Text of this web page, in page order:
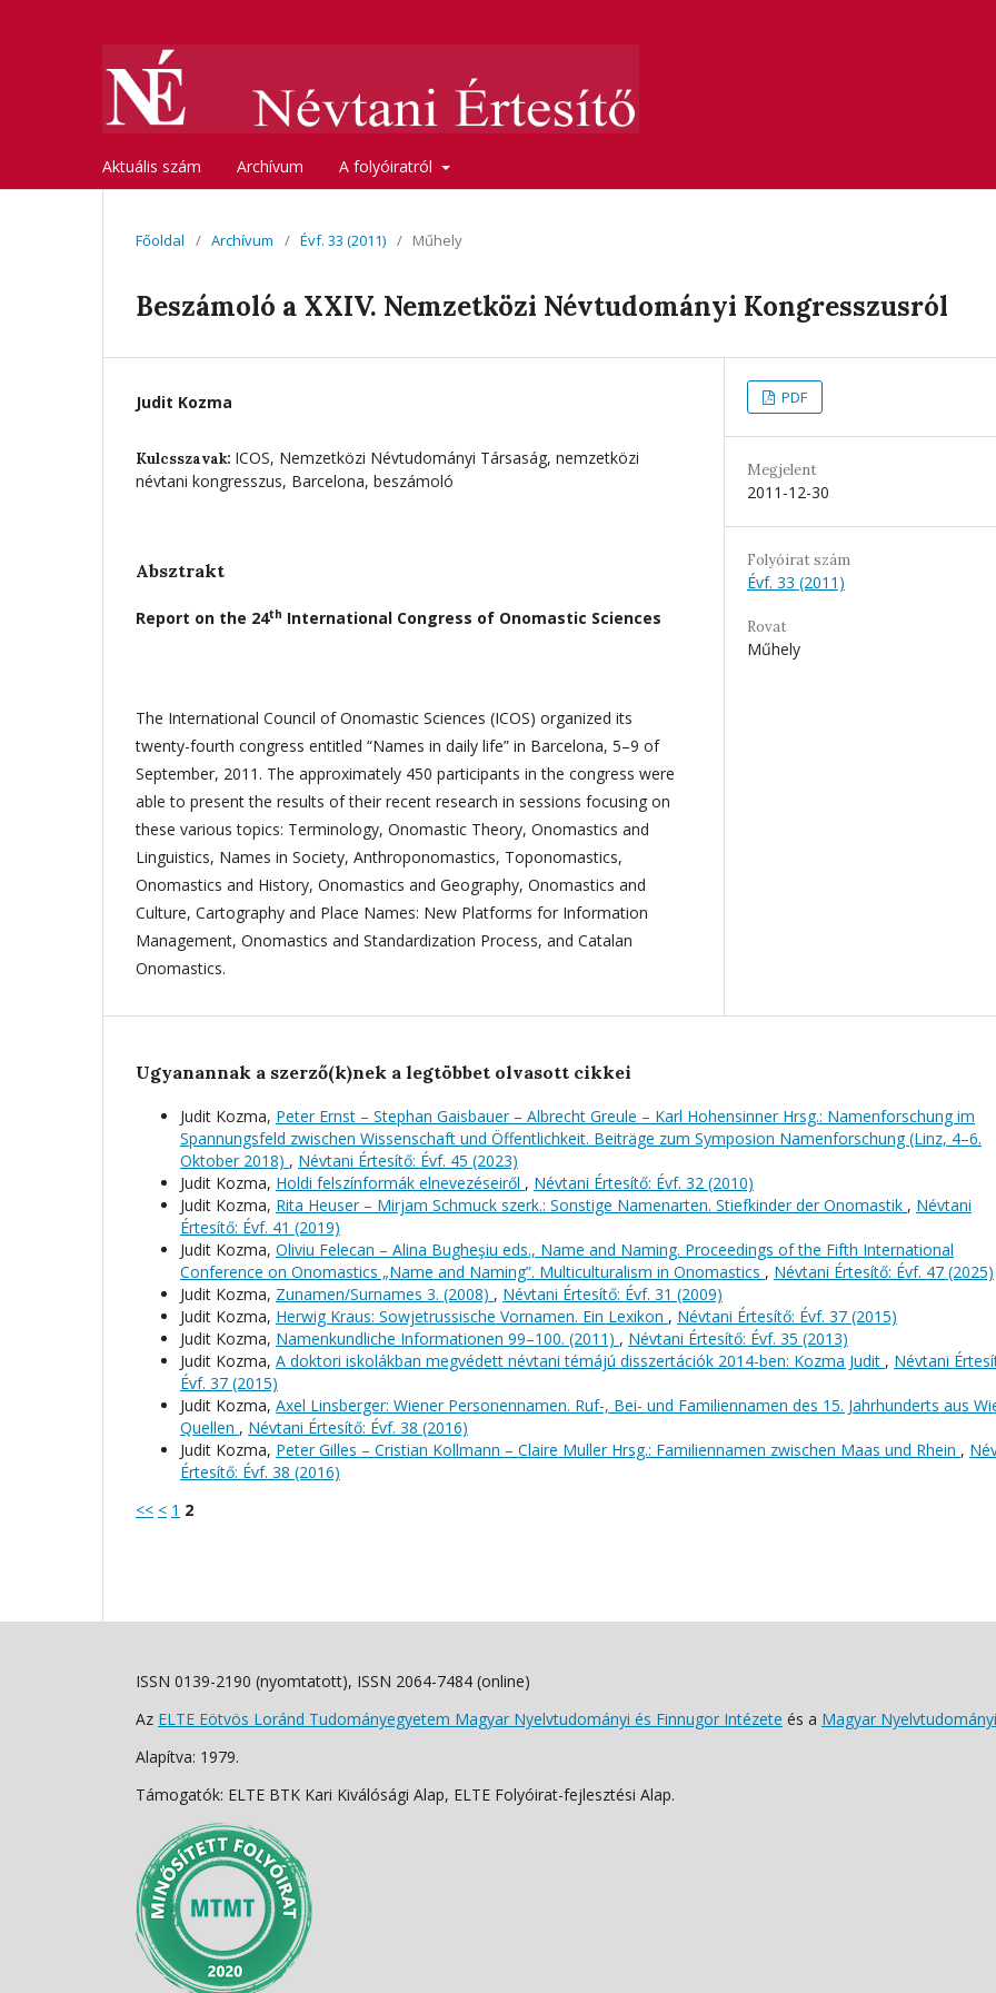
Aktuális szám Archívum A folyóiratról
Főoldal / Archívum / Évf. 33 (2011) / Műhely
Beszámoló a XXIV. Nemzetközi Névtudományi Kongresszusról
Judit Kozma
Kulcsszavak: ICOS, Nemzetközi Névtudományi Társaság, nemzetközi
névtani kongresszus, Barcelona, beszámoló
Absztrakt
Report on the 24th International Congress of Onomastic Sciences
The International Council of Onomastic Sciences (ICOS) organized its
twenty-fourth congress entitled “Names in daily life” in Barcelona, 5–9 of
September, 2011. The approximately 450 participants in the congress were
able to present the results of their recent research in sessions focusing on
these various topics: Terminology, Onomastic Theory, Onomastics and
Linguistics, Names in Society, Anthroponomastics, Toponomastics,
Onomastics and History, Onomastics and Geography, Onomastics and
Culture, Cartography and Place Names: New Platforms for Information
Management, Onomastics and Standardization Process, and Catalan
Onomastics.
PDF
Megjelent
2011-12-30
Folyóirat szám
Évf. 33 (2011)
Rovat
Műhely
Ugyanannak a szerző(k)nek a legtöbbet olvasott cikkei
Judit Kozma, Peter Ernst – Stephan Gaisbauer – Albrecht Greule – Karl Hohensinner Hrsg.: Namenforschung im
Spannungsfeld zwischen Wissenschaft und Öffentlichkeit. Beiträge zum Symposion Namenforschung (Linz, 4–6.
Oktober 2018) , Névtani Értesítő: Évf. 45 (2023)
Judit Kozma, Holdi felszínformák elnevezéseiről , Névtani Értesítő: Évf. 32 (2010)
Judit Kozma, Rita Heuser – Mirjam Schmuck szerk.: Sonstige Namenarten. Stiefkinder der Onomastik , Névtani
Értesítő: Évf. 41 (2019)
Judit Kozma, Oliviu Felecan – Alina Bugheşiu eds., Name and Naming. Proceedings of the Fifth International
Conference on Onomastics „Name and Naming”. Multiculturalism in Onomastics , Névtani Értesítő: Évf. 47 (2025)
Judit Kozma, Zunamen/Surnames 3. (2008) , Névtani Értesítő: Évf. 31 (2009)
Judit Kozma, Herwig Kraus: Sowjetrussische Vornamen. Ein Lexikon , Névtani Értesítő: Évf. 37 (2015)
Judit Kozma, Namenkundliche Informationen 99–100. (2011) , Névtani Értesítő: Évf. 35 (2013)
Judit Kozma, A doktori iskolákban megvédett névtani témájú disszertációk 2014-ben: Kozma Judit , Névtani
Évf. 37 (2015)
Judit Kozma, Axel Linsberger: Wiener Personennamen. Ruf-, Bei- und Familiennamen des 15. Jahrhunderts aus
Quellen , Névtani Értesítő: Évf. 38 (2016)
Judit Kozma, Peter Gilles – Cristian Kollmann – Claire Muller Hrsg.: Familiennamen zwischen Maas und Rhein ,
Értesítő: Évf. 38 (2016)
<< < 1 2
ISSN 0139-2190 (nyomtatott), ISSN 2064-7484 (online)
Az ELTE Eötvös Loránd Tudományegyetem Magyar Nyelvtudományi és Finnugor Intézete és a Magyar
Alapítva: 1979.
Támogatók: ELTE BTK Kari Kiválósági Alap, ELTE Folyóirat-fejlesztési Alap.